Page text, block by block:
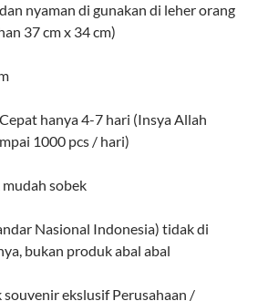
nyaman di gunakan di leher orang
37 cm x 34 cm)
hanya 4-7 hari (Insya Allah
1000 pcs / hari)
sobek
Nasional Indonesia) tidak di
bukan produk abal abal
souvenir ekslusif Perusahaan /